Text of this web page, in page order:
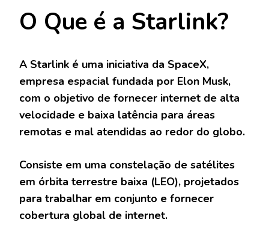
O Que é a Starlink?
A Starlink é uma iniciativa da SpaceX,
empresa espacial fundada por Elon Musk,
com o objetivo de fornecer internet de alta
velocidade e baixa latência para áreas
remotas e mal atendidas ao redor do globo.
Consiste em uma constelação de satélites
em órbita terrestre baixa (LEO), projetados
para trabalhar em conjunto e fornecer
cobertura global de internet.